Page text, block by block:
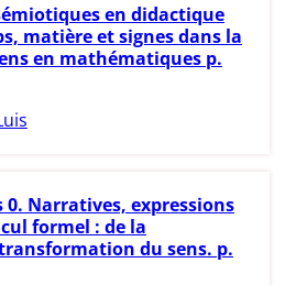
en didactique
matière et signes dans la
en mathématiques p.
0. Narratives, expressions
formel : de la
du sens. p.